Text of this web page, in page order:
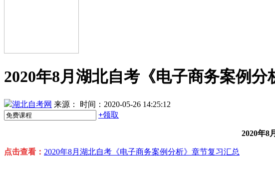
2020年8月湖北自考《电子商务案例分
湖北自考网 来源：
时间：2020-05-26 14:25:12
+领取
2020年8
点击查看： 2020年8月湖北自考《电子商务案例分析》章节复习汇总